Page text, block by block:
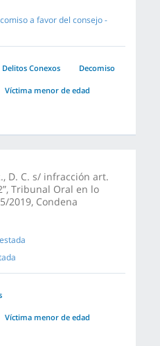
a favor del consejo -
Delitos Conexos Decomiso
Víctima menor de edad
D. C. s/ infracción art.
Tribunal Oral en lo
2019, Condena
Víctima menor de edad